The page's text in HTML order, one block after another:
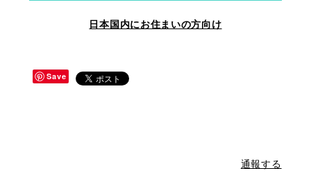
日本国内にお住まいの方向け
Save
通報する